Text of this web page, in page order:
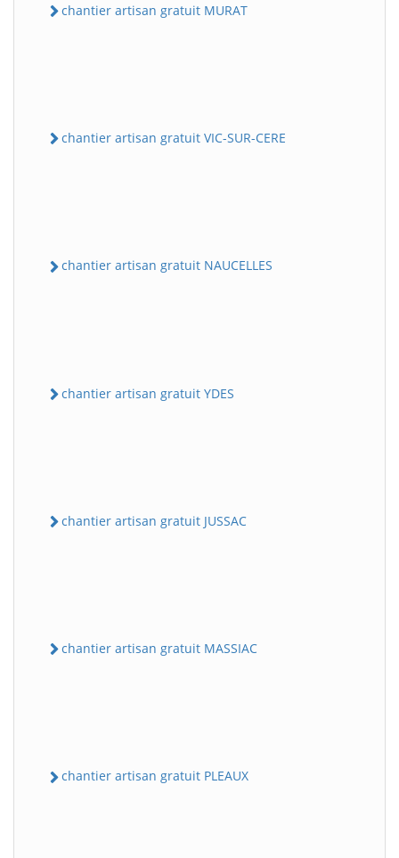
chantier artisan gratuit MURAT
chantier artisan gratuit VIC-SUR-CERE
chantier artisan gratuit NAUCELLES
chantier artisan gratuit YDES
chantier artisan gratuit JUSSAC
chantier artisan gratuit MASSIAC
chantier artisan gratuit PLEAUX